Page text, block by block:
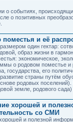
о событиях,
о позитивных
поместья и её
один гектар:
образ жизни в
экономическое,
о родовом поместье и
государства, его
страны путём
родовых
земле, родового сада)
хорошей и
со СМИ
и полезной